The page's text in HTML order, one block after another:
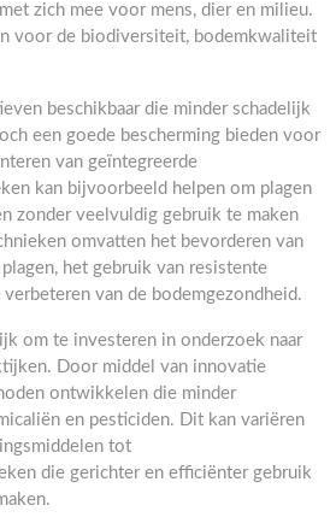
zich mee voor mens, dier en milieu.
voor de biodiversiteit, bodemkwaliteit
beschikbaar die minder schadelijk
een goede bescherming bieden voor
van geïntegreerde
kan bijvoorbeeld helpen om plagen
zonder veelvuldig gebruik te maken
omvatten het bevorderen van
het gebruik van resistente
van de bodemgezondheid.
om te investeren in onderzoek naar
Door middel van innovatie
ontwikkelen die minder
en pesticiden. Dit kan variëren
tot
die gerichter en efficiënter gebruik